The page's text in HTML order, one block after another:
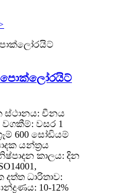
චීනය
වගකීම්: වසර 1
600 සෝඩියම්
යන්ත්‍රය
කාලය: දින
දත්ත ධාරිතාව:
10-12%